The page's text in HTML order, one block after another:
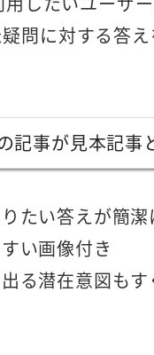
問に対する答え
記事が見本記事
たい答えが簡潔
い画像付き
る潜在意図も